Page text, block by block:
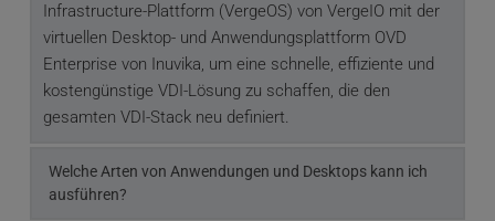
Infrastructure-Plattform (VergeOS) von VergeIO mit der
virtuellen Desktop- und Anwendungsplattform OVD
Enterprise von Inuvika, um eine schnelle, effiziente und
kostengünstige VDI-Lösung zu schaffen, die den
gesamten VDI-Stack neu definiert.
Welche Arten von Anwendungen und Desktops kann ich
ausführen?